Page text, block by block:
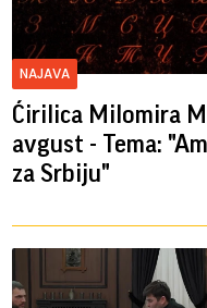
NAJAVA
Ćirilica Milomira
avgust - Tema:
za Srbiju"